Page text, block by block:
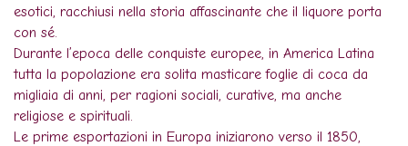
esotici, racchiusi nella storia affascinante che il liquore porta
con sé.
Durante l’epoca delle conquiste europee, in America Latina
tutta la popolazione era solita masticare foglie di coca da
migliaia di anni, per ragioni sociali, curative, ma anche
religiose e spirituali.
Le prime esportazioni in Europa iniziarono verso il 1850,